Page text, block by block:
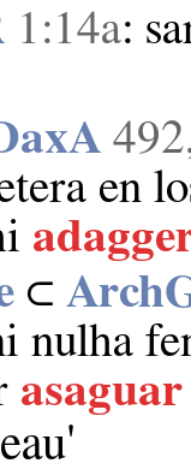
1:14a:
en
⊂
nulha
asaguar